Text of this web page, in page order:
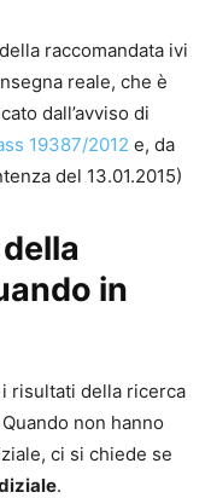
raccomandata ivi
reale, che è
dall’avviso di
19387/2012 e, da
del 13.01.2015)
in
risultati della ricerca
non hanno
ci si chiede se
.